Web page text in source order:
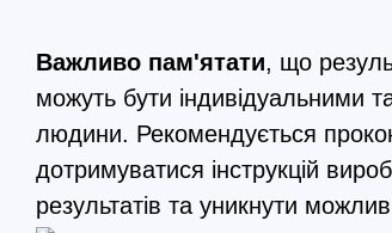
Важливо пам'ятати, що
можуть бути індивідуальними
людини. Рекомендується
дотримуватися інструкцій
результатів та уникнути